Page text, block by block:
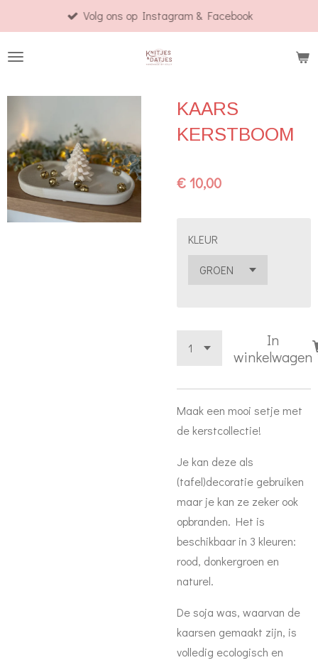
direct
naar
hoofdinhoud
Volg ons op Instagram & Facebook
KAARS
KERSTBOOM
€ 10,00
KLEUR
In
winkelwagen
Maak een mooi setje met
de kerstcollectie!
Je kan deze als
(tafel)decoratie gebruiken
maar je kan ze zeker ook
opbranden. Het is
beschikbaar in 3 kleuren:
rood, donkergroen en
naturel.
De soja was, waarvan de
kaarsen gemaakt zijn, is
volledig ecologisch en